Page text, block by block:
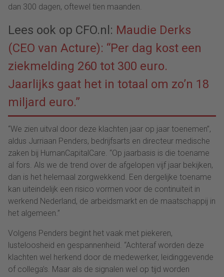
dan 300 dagen, oftewel tien maanden.
Lees ook op CFO.nl: Maudie Derks
(CEO van Acture): “Per dag kost een
ziekmelding 260 tot 300 euro.
Jaarlijks gaat het in totaal om zo’n 18
miljard euro.”
“We zien uitval door deze klachten jaar op jaar toenemen”,
aldus Jurriaan Penders, bedrijfsarts en directeur medische
zaken bij HumanCapitalCare. “Op jaarbasis is die toename
al fors. Als we de trend over de afgelopen vijf jaar bekijken,
dan is het helemaal zorgwekkend. Een dergelijke toename
kan uiteindelijk een risico vormen voor de continuïteit in
werkend Nederland, de arbeidsmarkt en de maatschappij in
het algemeen.”
Volgens Penders begint het vaak met piekeren,
lusteloosheid en gespannenheid. “Achteraf worden deze
klachten wel herkend door de medewerker, leidinggevende
of collega’s. Maar als de signalen wel op tijd worden